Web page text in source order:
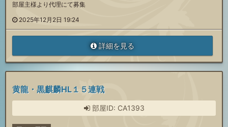
部屋主様より代理にて募集
2025年12月2日 19:24
詳細を見る
黄龍・黒麒麟HL１５連戦
部屋ID: CA1393